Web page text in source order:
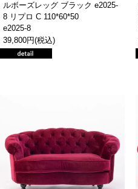
ルボーズレッグ ブラック e2025-
8 リプロ C 110*60*50
e2025-8
39,800円(税込)